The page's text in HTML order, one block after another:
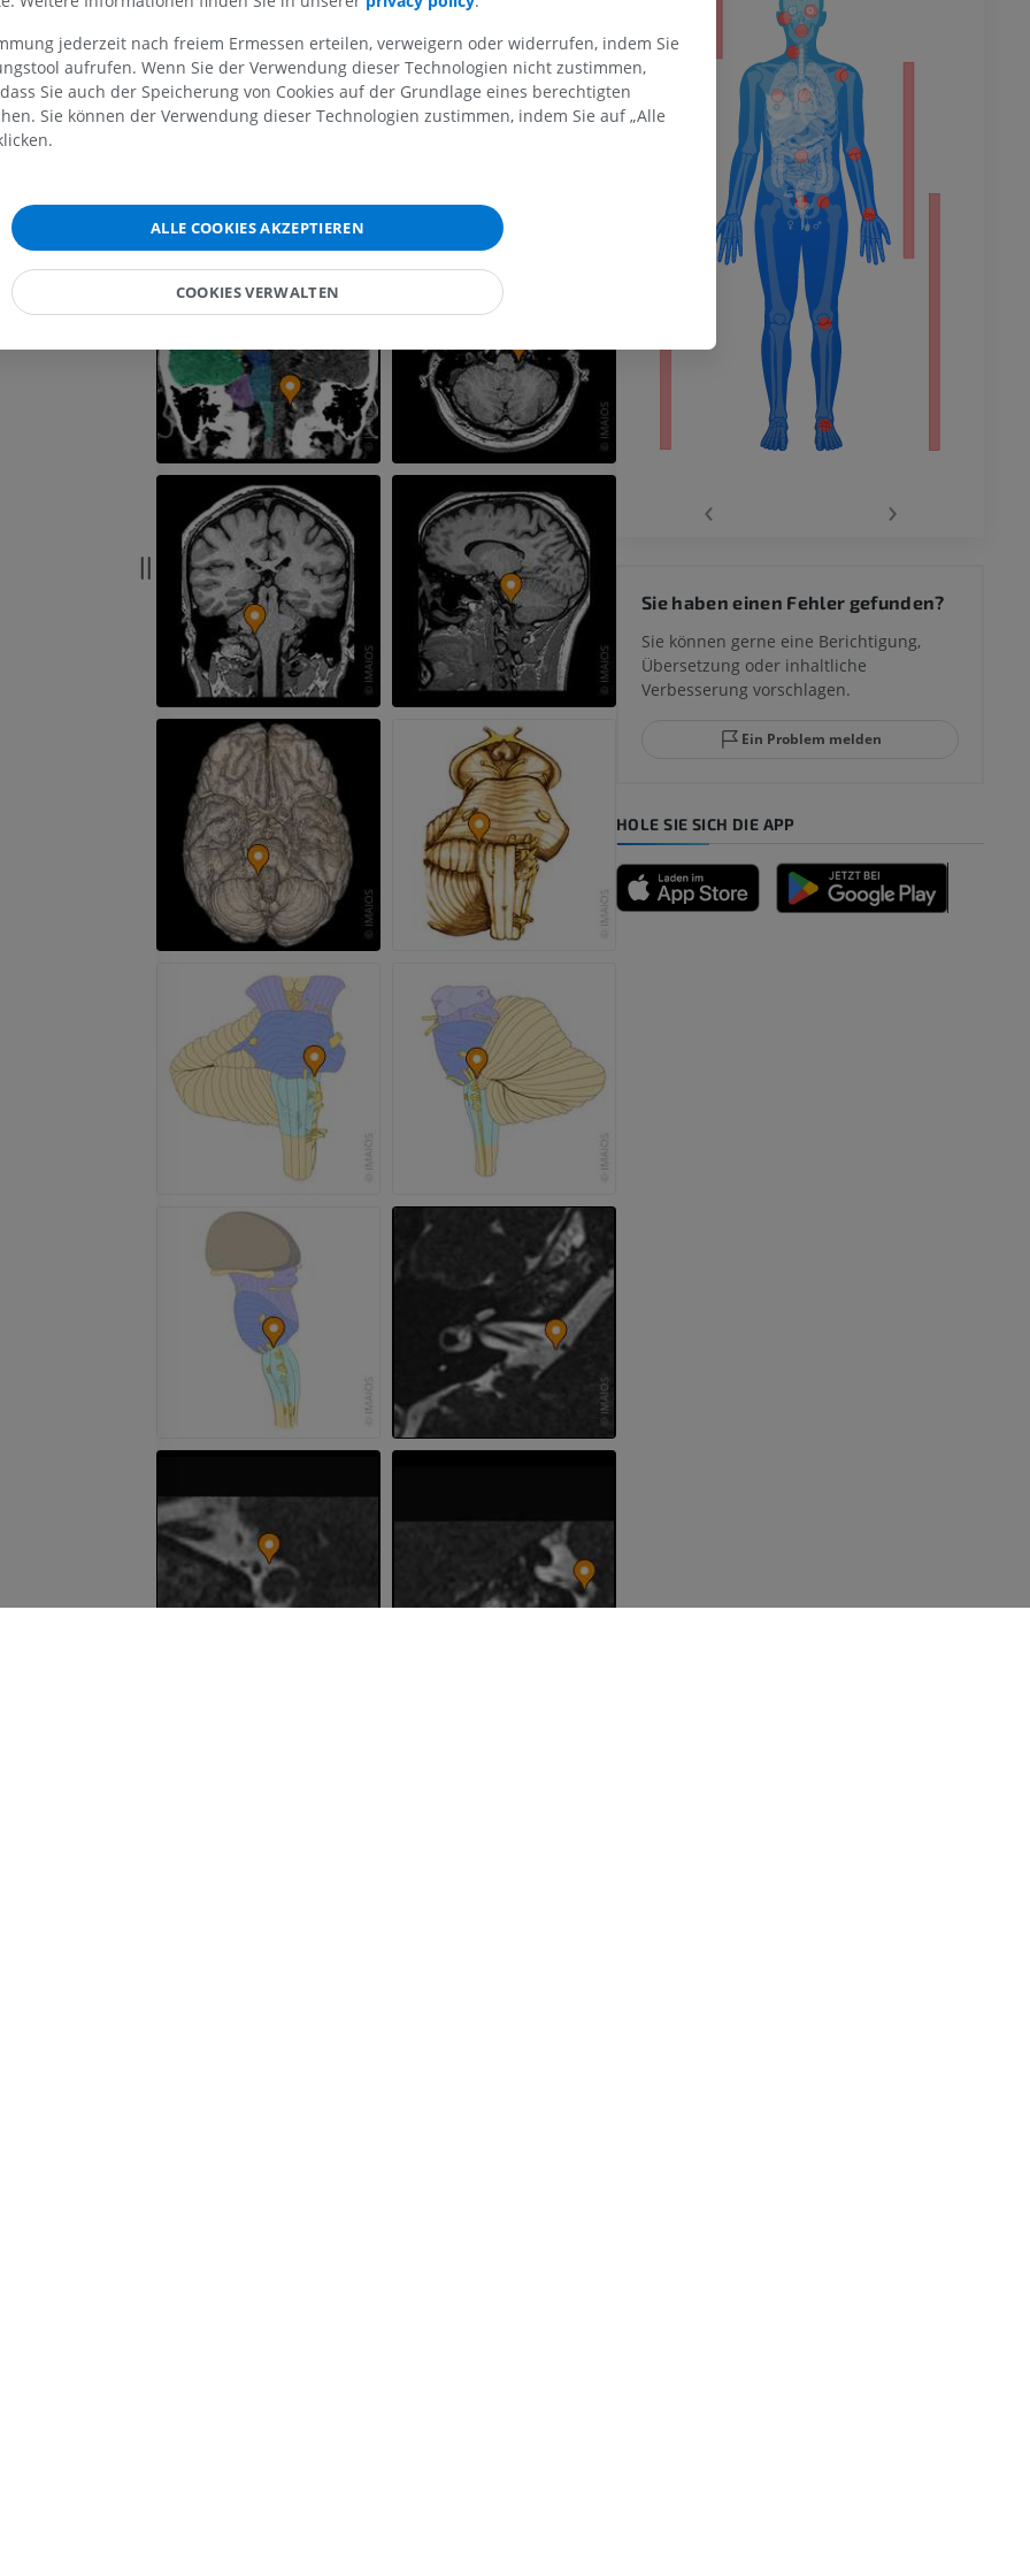
MRT der oberen Extremität
PREMIUM
MRT der Schulter
MRT des Handgelenks
PREMIUM
MRT
MRT der Hand
Röntgenaufnahme der
oberen Extremität
Röntgenbilder
Obere Extremität
Abbildungen
Arteriografie der oberen
Visible Human Project
Untere Extremität
PREMIUM
Röntgenaufnahme der
MRT der unteren Extremität
MRT
Hüft-MRT
MRT
PREMIUM
Knie-MRT
MRT
PREMIUM
CT-Arthografie des
Kniegelenks
CT-Arthrogramm
PREMIUM
MRT des Sprunggelenks und
PREMIUM
MRT Vorfuß
MRT
PREMIUM
CTA der unteren
PREMIUM
Beinarterien und -knochen
KOSTENLOS
Arteriografie der unteren
Angiographie
‹ ›
Sie haben einen Fehler gefunden?
Sie können gerne eine Berichtigung,
Übersetzung oder inhaltliche
Verbesserung vorschlagen.
Ein Problem melden
HOLE SIE SICH DIE APP
jederzeit nach freiem Ermessen erteilen, verweigern oder widerrufen, indem Sie
aufrufen. Wenn Sie der Verwendung dieser Technologien nicht zustimmen,
Sie auch der Speicherung von Cookies auf der Grundlage eines berechtigten
Sie können der Verwendung dieser Technologien zustimmen, indem Sie auf „Alle
ALLE COOKIES AKZEPTIEREN
COOKIES VERWALTEN